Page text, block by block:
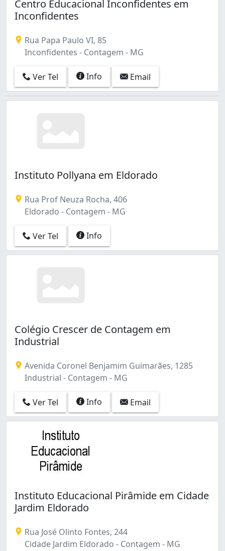
Centro Educacional Inconfidentes em
Inconfidentes
Rua Papa Paulo VI, 85
Inconfidentes - Contagem - MG
Ver Tel Info Email
Instituto Pollyana em Eldorado
Rua Prof Neuza Rocha, 406
Eldorado - Contagem - MG
Ver Tel Info
Colégio Crescer de Contagem em
Industrial
Avenida Coronel Benjamim Guimarães, 1285
Industrial - Contagem - MG
Ver Tel Info Email
Instituto Educacional Pirâmide em Cidade
Jardim Eldorado
Rua José Olinto Fontes, 244
Cidade Jardim Eldorado - Contagem - MG